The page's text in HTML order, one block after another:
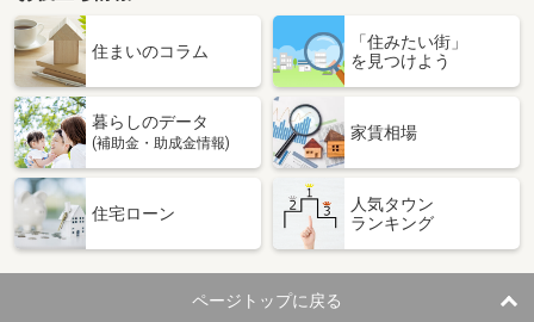
住まいのコラム
「住みたい街」
を見つけよう
暮らしのデータ
(補助金・助成金情報)
家賃相場
住宅ローン
人気タウン
ランキング
ページトップに戻る